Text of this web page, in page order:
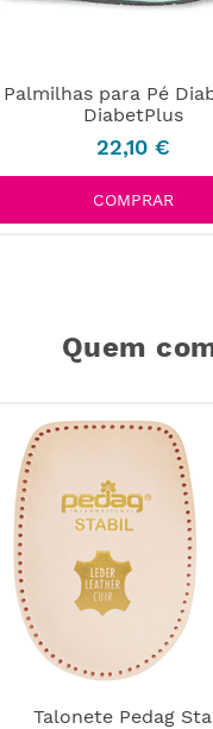
Palmilhas para Pé
DiabetPlus
22,10 €
COMPRAR
Quem
Talonete Pedag